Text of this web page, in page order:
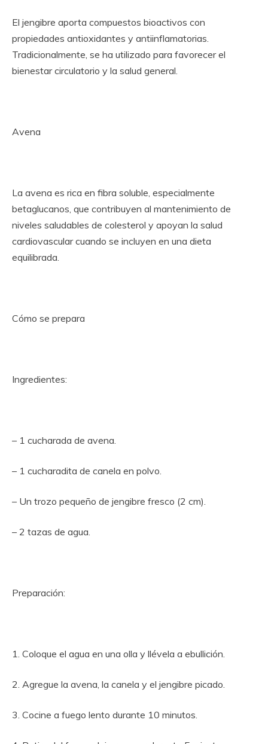
El jengibre aporta compuestos bioactivos con
propiedades antioxidantes y antiinflamatorias.
Tradicionalmente, se ha utilizado para favorecer el
bienestar circulatorio y la salud general.
Avena
La avena es rica en fibra soluble, especialmente
betaglucanos, que contribuyen al mantenimiento de
niveles saludables de colesterol y apoyan la salud
cardiovascular cuando se incluyen en una dieta
equilibrada.
Cómo se prepara
Ingredientes:
– 1 cucharada de avena.
– 1 cucharadita de canela en polvo.
– Un trozo pequeño de jengibre fresco (2 cm).
– 2 tazas de agua.
Preparación:
1. Coloque el agua en una olla y llévela a ebullición.
2. Agregue la avena, la canela y el jengibre picado.
3. Cocine a fuego lento durante 10 minutos.